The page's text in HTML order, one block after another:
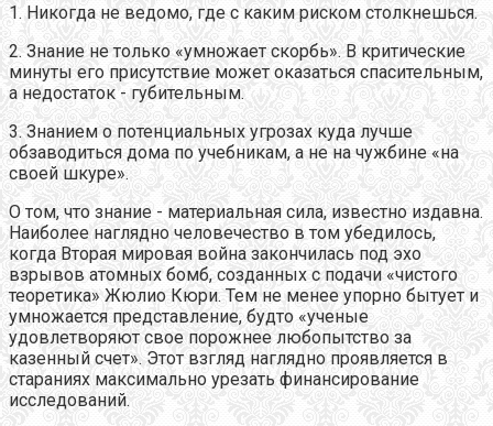
1. Никогда не ведомо, где с каким риском столкнешься.
2. Знание не только «умножает скорбь». В критические
минуты его присутствие может оказаться спасительным,
а недостаток - губительным.
3. Знанием о потенциальных угрозах куда лучше
обзаводиться дома по учебникам, а не на чужбине «на
своей шкуре».
О том, что знание - материальная сила, известно издавна.
Наиболее наглядно человечество в том убедилось,
когда Вторая мировая война закончилась под эхо
взрывов атомных бомб, созданных с подачи «чистого
теоретика» Жюлио Кюри. Тем не менее упорно бытует и
умножается представление, будто «ученые
удовлетворяют свое порожнее любопытство за
казенный счет». Этот взгляд наглядно проявляется в
стараниях максимально урезать финансирование
исследований.